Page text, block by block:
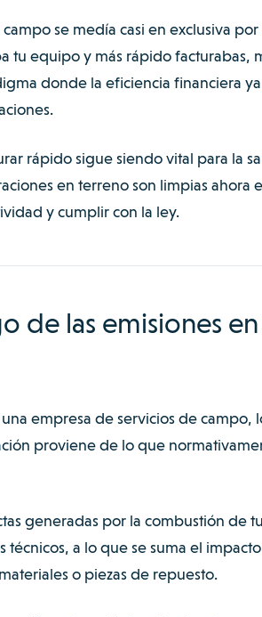
se medía casi en exclusiva por
tu equipo y más rápido facturabas,
donde la eficiencia financiera
rápido sigue siendo vital para la
en terreno son limpias ahora
y cumplir con la ley.
de las emisiones en
empresa de servicios de campo,
proviene de lo que
generadas por la combustión de
a lo que se suma el impacto
o piezas de repuesto.